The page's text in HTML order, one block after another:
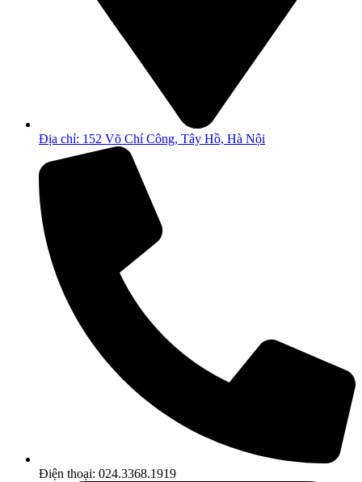
Địa chỉ: 152 Võ Chí Công, Tây Hồ, Hà Nội
Điện thoại: 024.3368.1919